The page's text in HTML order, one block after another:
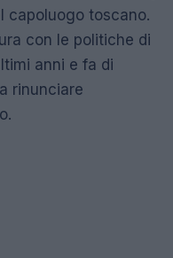
capoluogo toscano.
con le politiche di
anni e fa di
rinunciare